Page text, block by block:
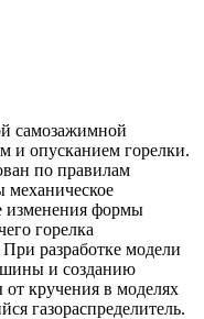
самозажимной
и опусканием горелки.
по правилам
механическое
изменения формы
горелка
разработке модели
и созданию
кручения в моделях
газораспределитель.